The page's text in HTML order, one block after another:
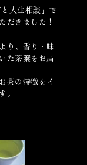
人生相談」で
だきました！
り、香り・味
た茶葉をお届
茶の特徴をイ
。